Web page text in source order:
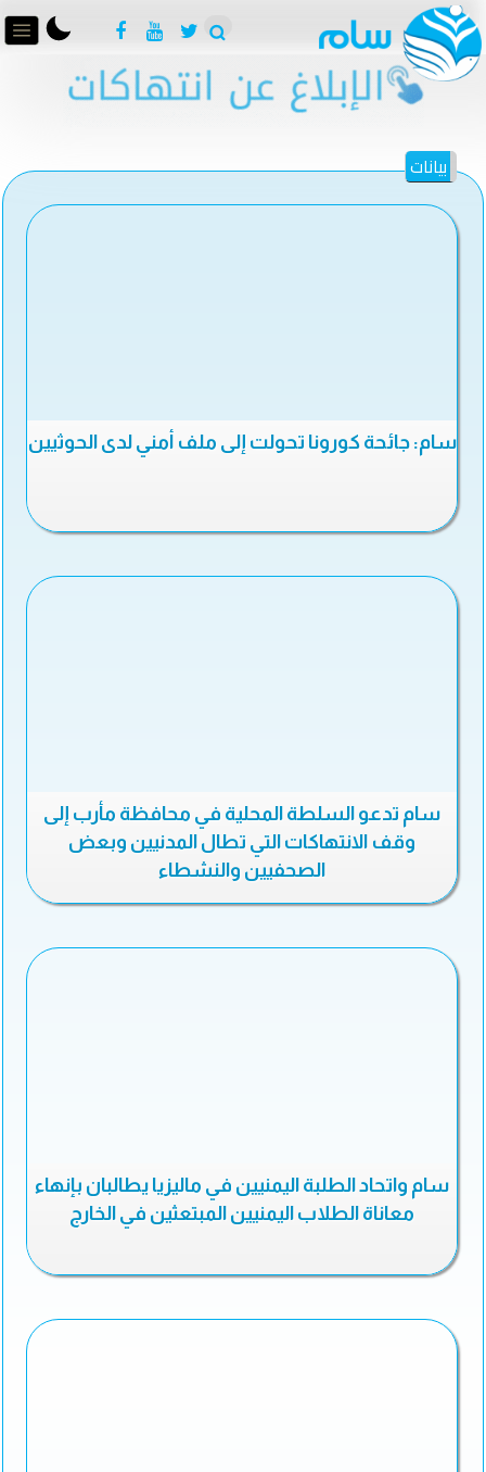
بيانات
سام: جائحة كورونا تحولت إلى ملف أمني لدى الحوثيين
سام تدعو السلطة المحلية في محافظة مأرب إلى
وقف الانتهاكات التي تطال المدنيين وبعض
الصحفيين والنشطاء
سام واتحاد الطلبة اليمنيين في ماليزيا يطالبان بإنهاء
معاناة الطلاب اليمنيين المبتعثين في الخارج